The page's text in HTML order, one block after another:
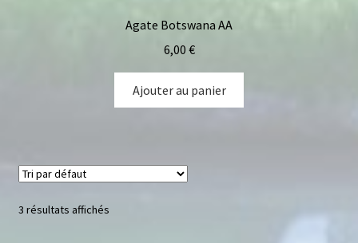
Agate Botswana AA
6,00 €
Ajouter au panier
3 résultats affichés